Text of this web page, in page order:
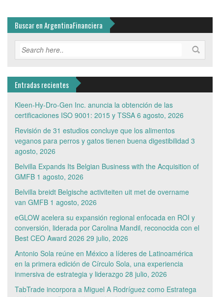
Buscar en ArgentinaFinanciera
Entradas recientes
Kleen-Hy-Dro-Gen Inc. anuncia la obtención de las
certificaciones ISO 9001: 2015 y TSSA 6 agosto, 2026
Revisión de 31 estudios concluye que los alimentos
veganos para perros y gatos tienen buena digestibilidad 3
agosto, 2026
Belvilla Expands Its Belgian Business with the Acquisition of
GMFB 1 agosto, 2026
Belvilla breidt Belgische activiteiten uit met de overname
van GMFB 1 agosto, 2026
eGLOW acelera su expansión regional enfocada en ROI y
conversión, liderada por Carolina Mandil, reconocida con el
Best CEO Award 2026 29 julio, 2026
Antonio Sola reúne en México a líderes de Latinoamérica
en la primera edición de Círculo Sola, una experiencia
inmersiva de estrategia y liderazgo 28 julio, 2026
TabTrade incorpora a Miguel A Rodríguez como Estratega